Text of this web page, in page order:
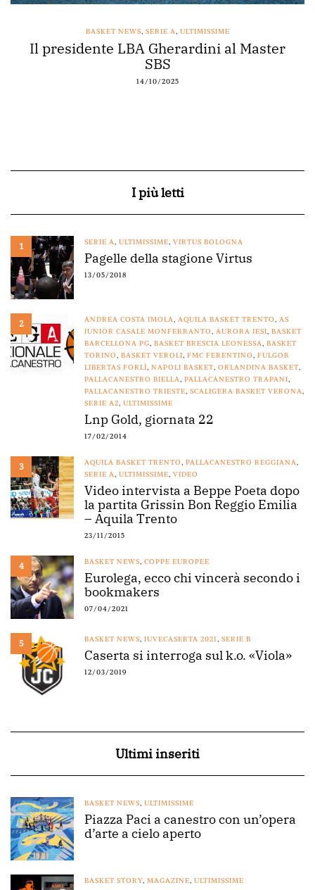
BASKET NEWS, SERIE A, ULTIMISSIME
Il presidente LBA Gherardini al Master
SBS
14/10/2025
I più letti
1 SERIE A, ULTIMISSIME, VIRTUS BOLOGNA
Pagelle della stagione Virtus
13/05/2018
2 ANDREA COSTA IMOLA, AQUILA BASKET TRENTO, AS
JUNIOR CASALE MONFERRANTO, AURORA JESI, BASKET
BARCELLONA PG, BASKET BRESCIA LEONESSA, BASKET
TORINO, BASKET VEROLI, FMC FERENTINO, FULGOR
LIBERTAS FORLÌ, NAPOLI BASKET, ORLANDINA BASKET,
PALLACANESTRO BIELLA, PALLACANESTRO TRAPANI,
PALLACANESTRO TRIESTE, SCALIGERA BASKET VERONA,
SERIE A2, ULTIMISSIME
Lnp Gold, giornata 22
17/02/2014
3 AQUILA BASKET TRENTO, PALLACANESTRO REGGIANA,
SERIE A, ULTIMISSIME, VIDEO
Video intervista a Beppe Poeta dopo
la partita Grissin Bon Reggio Emilia
– Aquila Trento
23/11/2015
4 BASKET NEWS, COPPE EUROPEE
Eurolega, ecco chi vincerà secondo i
bookmakers
07/04/2021
5 BASKET NEWS, JUVECASERTA 2021, SERIE B
Caserta si interroga sul k.o. «Viola»
12/03/2019
Ultimi inseriti
BASKET NEWS, ULTIMISSIME
Piazza Paci a canestro con un’opera
d’arte a cielo aperto
BASKET STORY, MAGAZINE, ULTIMISSIME